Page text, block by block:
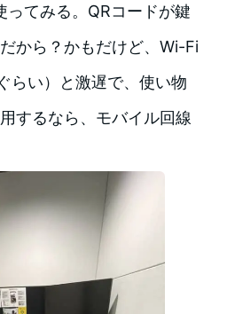
ってみる。QRコードが鍵
から？かもだけど、Wi-Fi
らい）と激遅で、使い物
するなら、モバイル回線